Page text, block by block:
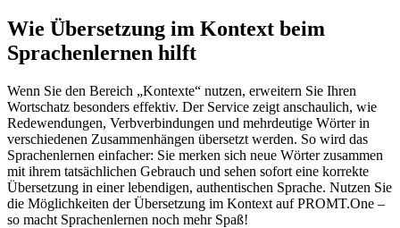
Wie Übersetzung im Kontext beim
Sprachenlernen hilft
Wenn Sie den Bereich „Kontexte“ nutzen, erweitern Sie Ihren
Wortschatz besonders effektiv. Der Service zeigt anschaulich, wie
Redewendungen, Verbverbindungen und mehrdeutige Wörter in
verschiedenen Zusammenhängen übersetzt werden. So wird das
Sprachenlernen einfacher: Sie merken sich neue Wörter zusammen
mit ihrem tatsächlichen Gebrauch und sehen sofort eine korrekte
Übersetzung in einer lebendigen, authentischen Sprache. Nutzen Sie
die Möglichkeiten der Übersetzung im Kontext auf PROMT.One –
so macht Sprachenlernen noch mehr Spaß!